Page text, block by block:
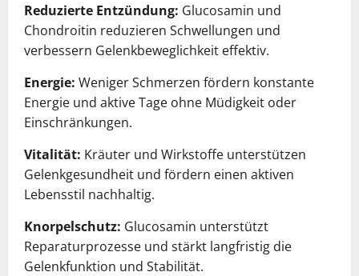
Reduzierte Entzündung: Glucosamin und
Chondroitin reduzieren Schwellungen und
verbessern Gelenkbeweglichkeit effektiv.
Energie: Weniger Schmerzen fördern konstante
Energie und aktive Tage ohne Müdigkeit oder
Einschränkungen.
Vitalität: Kräuter und Wirkstoffe unterstützen
Gelenkgesundheit und fördern einen aktiven
Lebensstil nachhaltig.
Knorpelschutz: Glucosamin unterstützt
Reparaturprozesse und stärkt langfristig die
Gelenkfunktion und Stabilität.